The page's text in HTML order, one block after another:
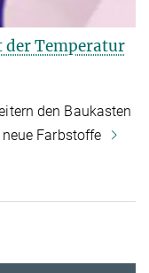
der Temperatur
den Baukasten
Farbstoffe